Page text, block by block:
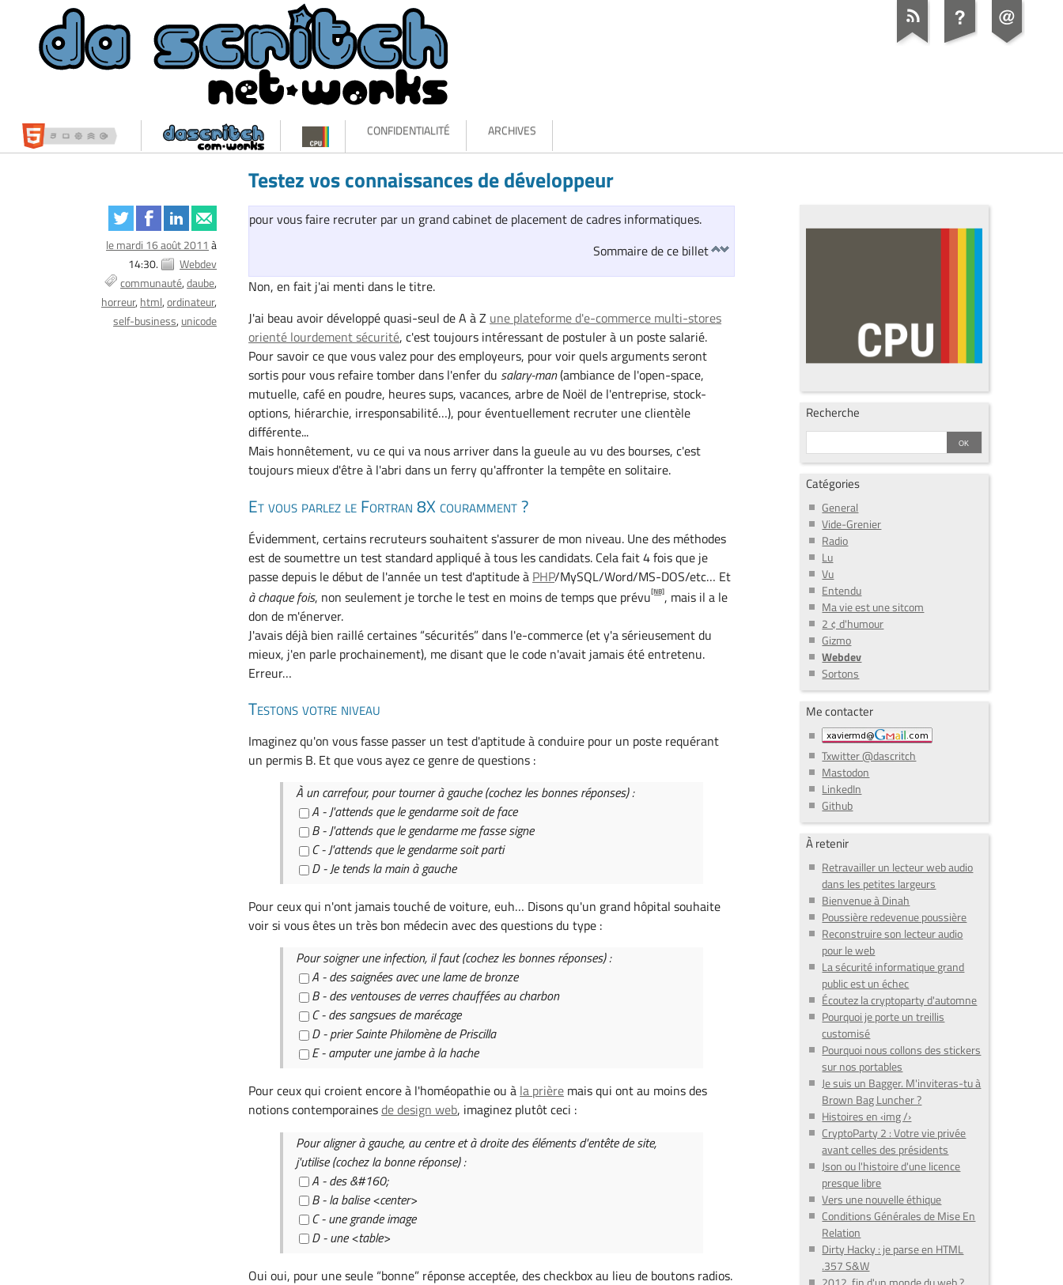
CONFIDENTIALITÉ ARCHIVES
Testez vos connaissances de développeur
le mardi 16 août 2011 à
14:30.
Webdev
communauté daube
horreur html ordinateur
self-business unicode
pour vous faire recruter par un grand cabinet de placement de cadres informatiques.
Sommaire de ce billet
Non, en fait j'ai menti dans le titre.
J'ai beau avoir développé quasi-seul de A à Z une plateforme d'e-commerce multi-stores
orienté lourdement sécurité, c'est toujours intéressant de postuler à un poste salarié.
Pour savoir ce que vous valez pour des employeurs, pour voir quels arguments seront
sortis pour vous refaire tomber dans l'enfer du salary-man(ambiance de l'open-space,
mutuelle, café en poudre, heures sups, vacances, arbre de Noël de l'entreprise, stock-
options, hiérarchie, irresponsabilité…), pour éventuellement recruter une clientèle
différente...
Mais honnêtement, vu ce qui va nous arriver dans la gueule au vu des bourses, c'est
toujours mieux d'être à l'abri dans un ferry qu'affronter la tempête en solitaire.
Et vous parlez le Fortran 8X couramment ?
Évidemment, certains recruteurs souhaitent s'assurer de mon niveau. Une des méthodes
est de soumettre un test standard appliqué à tous les candidats. Cela fait 4 fois que je
passe depuis le début de l'année un test d'aptitude à PHP/MySQL/Word/MS-DOS/etc… Et
à chaque fois, non seulement je torche le test en moins de temps que prévu[NB], mais il a le
don de m'énerver.
J'avais déjà bien raillé certaines “sécurités” dans l'e-commerce (et y'a sérieusement du
mieux, j'en parle prochainement), me disant que le code n'avait jamais été entretenu.
Erreur…
Testons votre niveau
Imaginez qu'on vous fasse passer un test d'aptitude à conduire pour un poste requérant
un permis B. Et que vous ayez ce genre de questions :
À un carrefour, pour tourner à gauche (cochez les bonnes réponses) :
A - J'attends que le gendarme soit de face
B - J'attends que le gendarme me fasse signe
C - J'attends que le gendarme soit parti
D - Je tends la main à gauche
Pour ceux qui n'ont jamais touché de voiture, euh… Disons qu'un grand hôpital souhaite
voir si vous êtes un très bon médecin avec des questions du type :
Pour soigner une infection, il faut (cochez les bonnes réponses) :
A - des saignées avec une lame de bronze
B - des ventouses de verres chauffées au charbon
C - des sangsues de marécage
D - prier Sainte Philomène de Priscilla
E - amputer une jambe à la hache
Pour ceux qui croient encore à l'homéopathie ou à la prière mais qui ont au moins des
notions contemporainesde design web, imaginez plutôt ceci :
Pour aligner à gauche, au centre et à droite des éléments d'entête de site,
j'utilise (cochez la bonne réponse) :
A - des &#160;
B - la balise <center>
C - une grande image
D - une <table>
Oui oui, pour une seule “bonne” réponse acceptée, des checkbox au lieu de boutons radios.
Recherche
Catégories
General
Vide-Grenier
Radio
Lu
Vu
Entendu
Ma vie est une sitcom
2 ¢ d'humour
Gizmo
Webdev
Sortons
Me contacter
Txwitter @dascritch
Mastodon
LinkedIn
Github
À retenir
Retravailler un lecteur web audio
dans les petites largeurs
Bienvenue à Dinah
Poussière redevenue poussière
Reconstruire son lecteur audio
pour le web
La sécurité informatique grand
public est un échec
Écoutez la cryptoparty d'automne
Pourquoi je porte un treillis
customisé
Pourquoi nous collons des stickers
sur nos portables
Je suis un Bagger. M'inviteras-tu à
Brown Bag Luncher ?
Histoires en ‹img /›
CryptoParty 2 : Votre vie privée
avant celles des présidents
Json ou l'histoire d'une licence
presque libre
Vers une nouvelle éthique
Conditions Générales de Mise En
Relation
Dirty Hacky : je parse en HTML
.357 S&W